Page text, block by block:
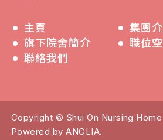
主頁
集團
旗下院舍簡介
職位
聯絡我們
Copyright © Shui On Nursing
Powered byANGLIA.